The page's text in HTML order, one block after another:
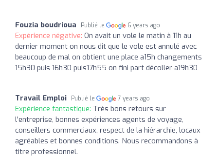
Fouzia boudrioua Publié le 6 years ago
Expérience négative: On avait un vole le matin à 11h au
dernier moment on nous dit que le vole est annulé avec
beaucoup de mal on obtient une place a15h changements
15h30 puis 16h30 puis17h55 on fini part décoller a19h30
Travail Emploi Publié le 7 years ago
Expérience fantastique: Très bons retours sur
l'entreprise, bonnes expériences agents de voyage,
conseillers commerciaux, respect de la hiérarchie, locaux
agréables et bonnes conditions. Nous recommandons à
titre professionnel.